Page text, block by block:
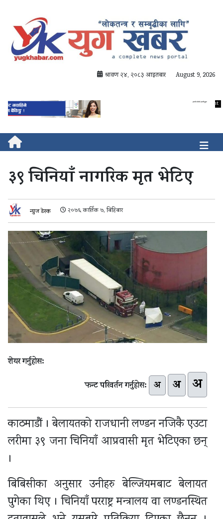
श्रावण २४, २०८३ आइतबार August 9, 2026
३९ चिनियाँ नागरिक मृत भेटिए
न्युज डेस्क २०७६ कार्तिक ७, बिहिबार
शेयर गर्नुहोस:
फन्ट परिवर्तन गर्नुहोस: अ अ अ
काठमाडौं । बेलायतको राजधानी लण्डन नजिकै एउटा
लरीमा ३९ जना चिनियाँ आप्रवासी मृत भेटिएका छन्
।
बिबिसीका अनुसार उनीहरु बेल्जियमबाट बेलायत
पुगेका थिए । चिनियाँ परराष्ट्र मन्त्रालय वा लण्डनस्थित